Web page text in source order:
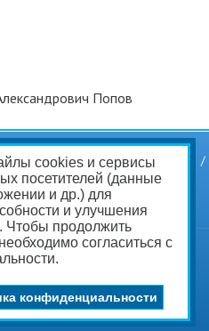
Попов
и ответы Прайс-лист
Скачать
конфиденциальности
персональных данных
сайтаITB-company.com
cookies и сервисы
посетителей (данные
и др.) для
и улучшения
Чтобы продолжить
согласиться с
конфиденциальности